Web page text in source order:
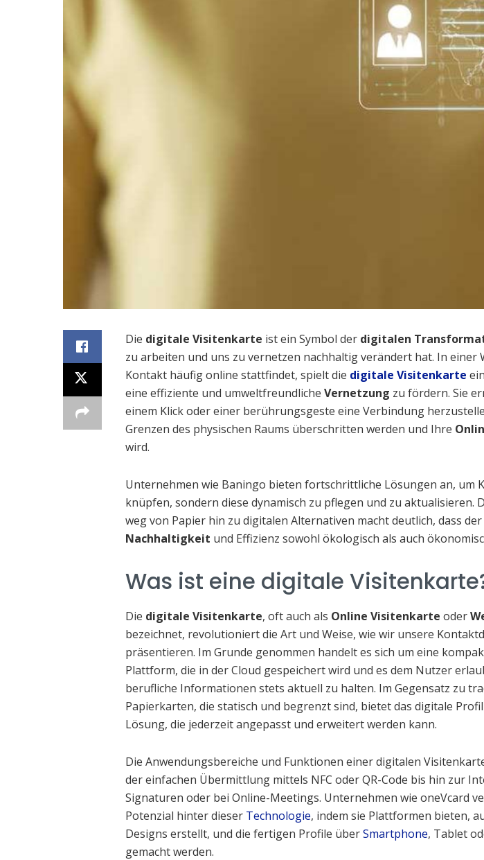
Die digitale Visitenkarte ist ein Symbol der digitalen
zu arbeiten und uns zu vernetzen nachhaltig verändert hat. In einer
Kontakt häufig online stattfindet, spielt die digitale Visitenkarte
eine effiziente und umweltfreundliche Vernetzung zu fördern. Sie
einem Klick oder einer berührungsgeste eine Verbindung
Grenzen des physischen Raums überschritten werden und Ihre
wird.
Unternehmen wie Baningo bieten fortschrittliche Lösungen an, um
knüpfen, sondern diese dynamisch zu pflegen und zu aktualisieren.
weg von Papier hin zu digitalen Alternativen macht deutlich, dass
Nachhaltigkeit und Effizienz sowohl ökologisch als auch
Was ist eine digitale
Die digitale Visitenkarte, oft auch als Online Visitenkarte oder
bezeichnet, revolutioniert die Art und Weise, wie wir unsere
präsentieren. Im Grunde genommen handelt es sich um eine
Plattform, die in der Cloud gespeichert wird und es dem Nutzer
berufliche Informationen stets aktuell zu halten. Im Gegensatz zu
Papierkarten, die statisch und begrenzt sind, bietet das digitale
Lösung, die jederzeit angepasst und erweitert werden kann.
Die Anwendungsbereiche und Funktionen einer digitalen
der einfachen Übermittlung mittels NFC oder QR-Code bis hin zur
Signaturen oder bei Online-Meetings. Unternehmen wie oneVcard
Potenzial hinter dieser Technologie, indem sie Plattformen bieten,
Designs erstellt, und die fertigen Profile überSmartphone, Tablet
gemacht werden.